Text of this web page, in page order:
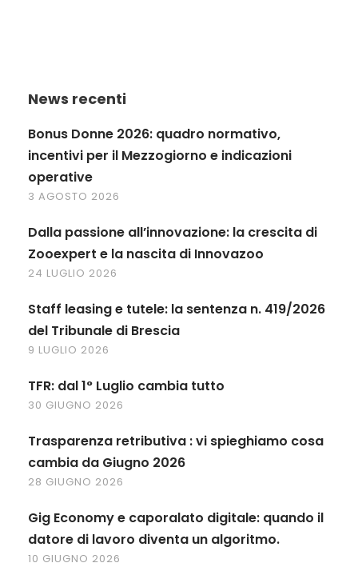
News recenti
Bonus Donne 2026: quadro normativo,
incentivi per il Mezzogiorno e indicazioni
operative
3 AGOSTO 2026
Dalla passione all’innovazione: la crescita di
Zooexpert e la nascita di Innovazoo
24 LUGLIO 2026
Staff leasing e tutele: la sentenza n. 419/2026
del Tribunale di Brescia
9 LUGLIO 2026
TFR: dal 1° Luglio cambia tutto
30 GIUGNO 2026
Trasparenza retributiva : vi spieghiamo cosa
cambia da Giugno 2026
28 GIUGNO 2026
Gig Economy e caporalato digitale: quando il
datore di lavoro diventa un algoritmo.
10 GIUGNO 2026